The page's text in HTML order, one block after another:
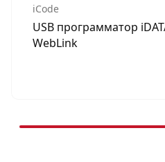
iCode
USB программатор
WebLink